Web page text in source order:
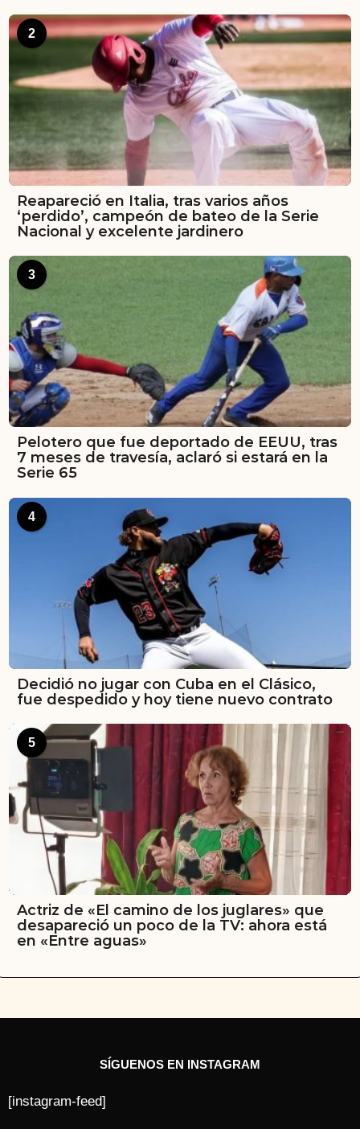
2
Reapareció en Italia, tras varios años
‘perdido’, campeón de bateo de la Serie
Nacional y excelente jardinero
3
Pelotero que fue deportado de EEUU, tras
7 meses de travesía, aclaró si estará en la
Serie 65
4
Decidió no jugar con Cuba en el Clásico,
fue despedido y hoy tiene nuevo contrato
5
Actriz de «El camino de los juglares» que
desapareció un poco de la TV: ahora está
en «Entre aguas»
SÍGUENOS EN INSTAGRAM
[instagram-feed]